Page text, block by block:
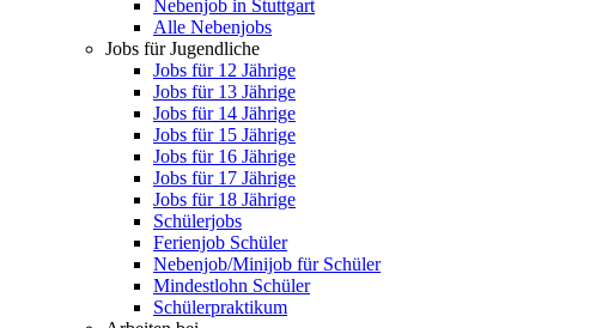
Nebenjob in Stuttgart
Alle Nebenjobs
Jobs für Jugendliche
Jobs für 12 Jährige
Jobs für 13 Jährige
Jobs für 14 Jährige
Jobs für 15 Jährige
Jobs für 16 Jährige
Jobs für 17 Jährige
Jobs für 18 Jährige
Schülerjobs
Ferienjob Schüler
Nebenjob/Minijob für Schüler
Mindestlohn Schüler
Schülerpraktikum